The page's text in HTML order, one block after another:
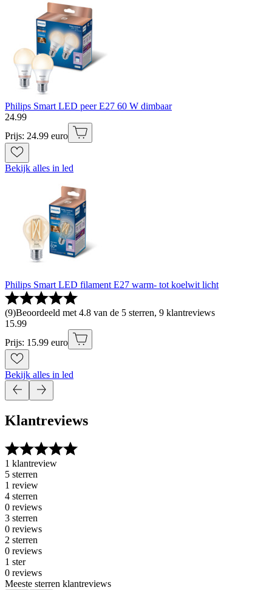
Philips Smart LED peer E27 60 W dimbaar
24.99
Prijs: 24.99 euro
Bekijk alles in led
Philips Smart LED filament E27 warm- tot koelwit licht
(9)Beoordeeld met 4.8 van de 5 sterren, 9 klantreviews
15.99
Prijs: 15.99 euro
Bekijk alles in led
Klantreviews
1 klantreview
5 sterren
1 review
4 sterren
0 reviews
3 sterren
0 reviews
2 sterren
0 reviews
1 ster
0 reviews
Meeste sterren klantreviews